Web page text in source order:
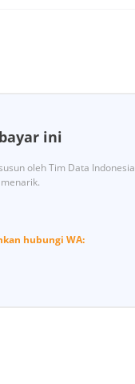
ini
oleh Tim Data Indonesia
hubungi WA: